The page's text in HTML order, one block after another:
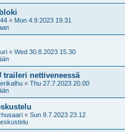
« Mon 4.9.2023 19.31
« Wed 30.8.2023 15.30
traileri nettiveneessä
« Thu 27.7.2023 20.00
« Sun 9.7.2023 23.12